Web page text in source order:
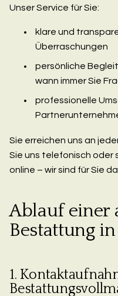
Unser Service für Sie:
klare und
Überraschungen
persönliche
wann immer Sie
professionelle
Sie erreichen uns an
Sie uns telefonisch
online – wir sind für Sie da.
Ablauf einer
Bestattung
1.